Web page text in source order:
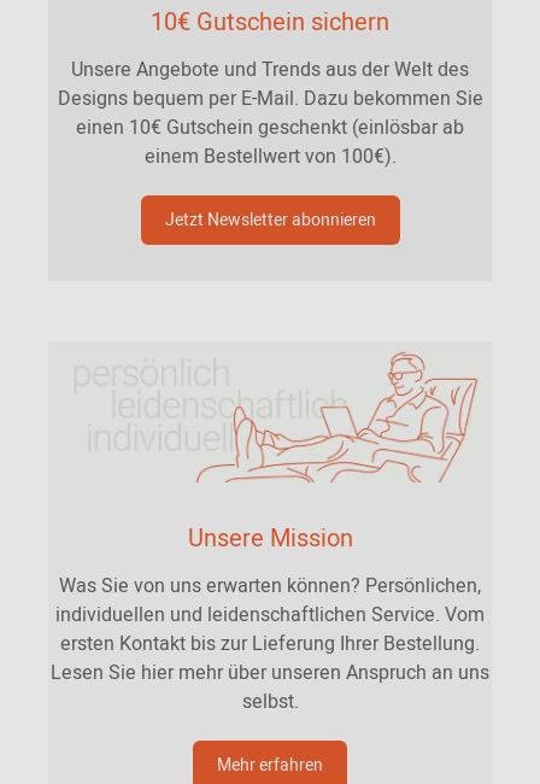
10€ Gutschein sichern
Unsere Angebote und Trends aus der Welt des
Designs bequem per E-Mail. Dazu bekommen Sie
einen 10€ Gutschein geschenkt (einlösbar ab
einem Bestellwert von 100€).
Jetzt Newsletter abonnieren
Unsere Mission
Was Sie von uns erwarten können? Persönlichen,
individuellen und leidenschaftlichen Service. Vom
ersten Kontakt bis zur Lieferung Ihrer Bestellung.
Lesen Sie hier mehr über unseren Anspruch an uns
selbst.
Mehr erfahren